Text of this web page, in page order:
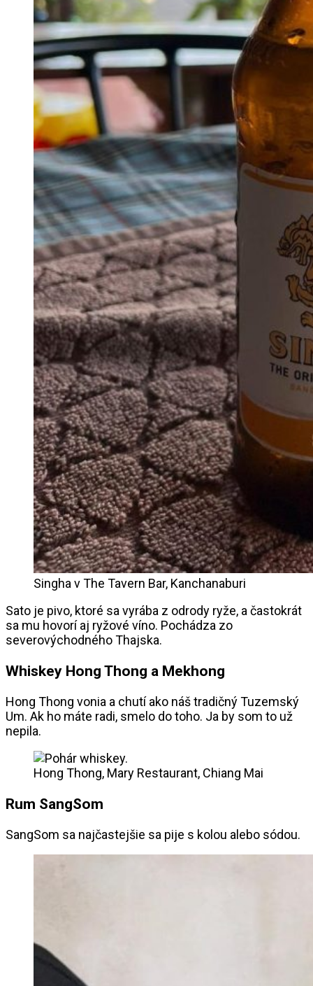
Singha v The Tavern Bar, Kanchanaburi
Sato je pivo, ktoré sa vyrába z odrody ryže, a častokrát
sa mu hovorí aj ryžové víno. Pochádza zo
severovýchodného Thajska.
Whiskey Hong Thong a Mekhong
Hong Thong vonia a chutí ako náš tradičný Tuzemský
Um. Ak ho máte radi, smelo do toho. Ja by som to už
nepila.
Hong Thong, Mary Restaurant, Chiang Mai
Rum SangSom
SangSom sa najčastejšie sa pije s kolou alebo sódou.